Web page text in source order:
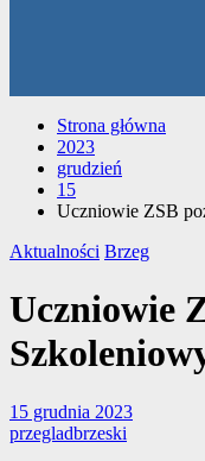
Strona główna
2023
grudzień
15
Uczniowie ZSB
Aktualności Brzeg
Uczniowie
15 grudnia 2023
przegladbrzeski